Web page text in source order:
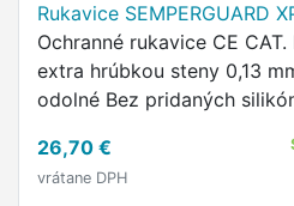
Rukavice SEMPERGUARD
Ochranné rukavice CE
extra hrúbkou steny 0,13
odolné Bez pridaných
farmácii) Dermatologicky …
26,70 €
vrátane DPH